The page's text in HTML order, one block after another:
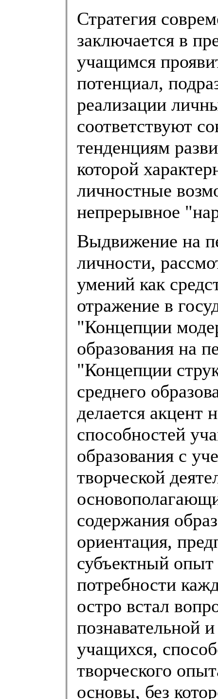
Стратегия
заключается в
учащимся
потенциал,
реализации
соответствуют
тенденциям
которой
личностные
непрерывное
Выдвижение на
личности,
умений как
отражение в
"Концепции
образования на
"Концепции
среднего
делается акцент
способностей
образования с
творческой
содержания
ориентация,
субъектный
потребности
остро встал
познавательной
учащихся,
творческого
основы, без